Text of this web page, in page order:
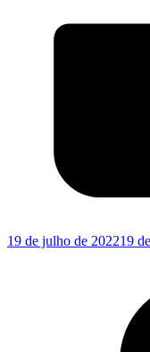
19 de julho de 202219